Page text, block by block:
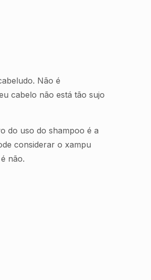
Não é
cabelo não está tão sujo
do uso do shampoo é a
considerar o xampu
não.